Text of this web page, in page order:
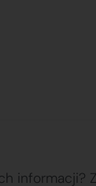
informacji?